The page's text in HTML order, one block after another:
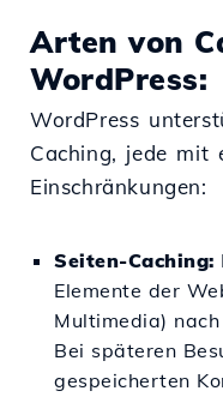
Arten von
WordPress:
WordPress
Caching, jede mit
Einschränkungen:
Seiten-Caching:
Elemente der
Multimedia)
Bei späteren
gespeicherten